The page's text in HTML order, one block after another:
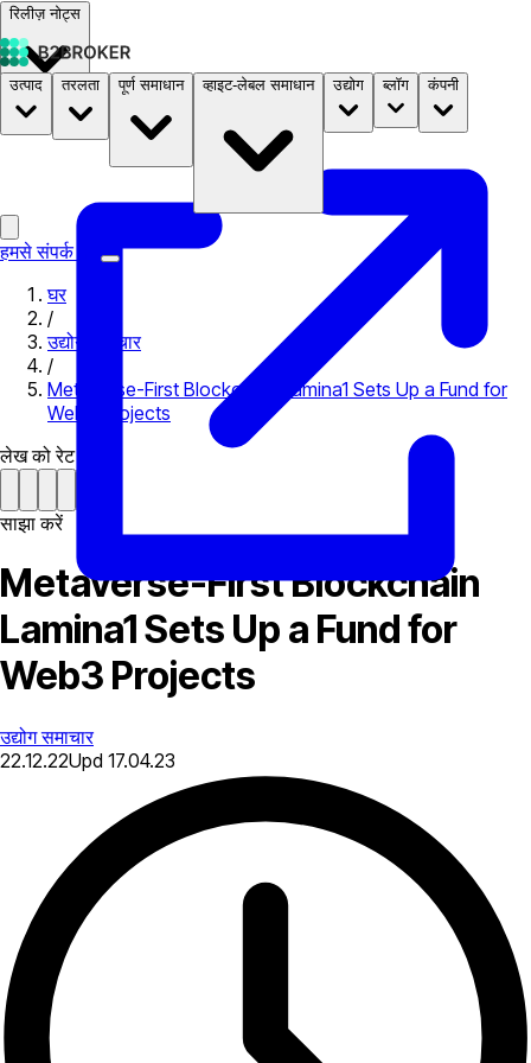
रिलीज़ नोट्स
दस्तावेज़ मूल्य निर्धारणB2STORE
उत्पाद तरलता पूर्ण समाधान व्हाइट-लेबल समाधान उद्योग ब्लॉग कंपनी
हमसे संपर्क करें
घर
/
उद्योग समाचार
/
Metaverse-First Blockchain Lamina1 Sets Up a Fund for
Web3 Projects
लेख को रेट करें
साझा करें
Metaverse-First Blockchain
Lamina1 Sets Up a Fund for
Web3 Projects
उद्योग समाचार
22.12.22Upd 17.04.23